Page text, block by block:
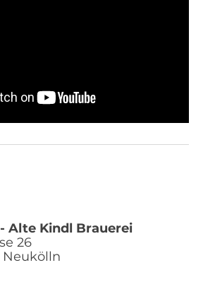
Alte Kindl Brauerei
26
Neukölln